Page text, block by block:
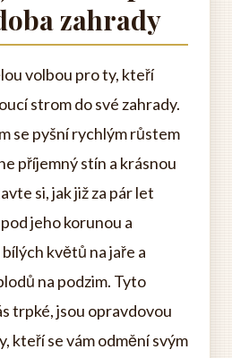
zahrady
volbou pro ty, kteří
strom do své zahrady.
se pyšní rychlým růstem
příjemný stín a krásnou
si, jak již za pár let
jeho korunou a
květů na jaře a
na podzim. Tyto
trpké, jsou opravdovou
kteří se vám odmění svým